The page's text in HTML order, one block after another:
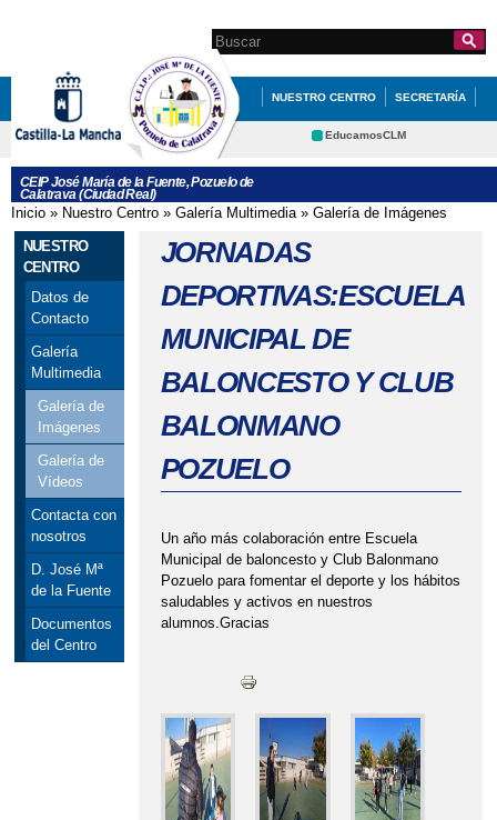
contenido
principalFormulario de
búsqueda
Search this site
NUESTRO CENTRO SECRETARÍA
EDUCACIÓN QUÉ HACEMOS
EducamosCLM
Contacto Cultura
CEIP José María de la Fuente, Pozuelo de
Calatrava (Ciudad Real)
Se encuentra usted aquí
Inicio » Nuestro Centro » Galería Multimedia» Galería de Imágenes
NUESTRO
CENTRO
Datos de
Contacto
Galería
Multimedia
Galería de
Imágenes
Galería de
Vídeos
Contacta con
nosotros
D. José Mª
de la Fuente
Documentos
del Centro
JORNADAS
DEPORTIVAS:ESCUELA
MUNICIPAL DE
BALONCESTO Y CLUB
BALONMANO
POZUELO
Un año más colaboración entre Escuela
Municipal de baloncesto y Club Balonmano
Pozuelo para fomentar el deporte y los hábitos
saludables y activos en nuestros
alumnos.Gracias